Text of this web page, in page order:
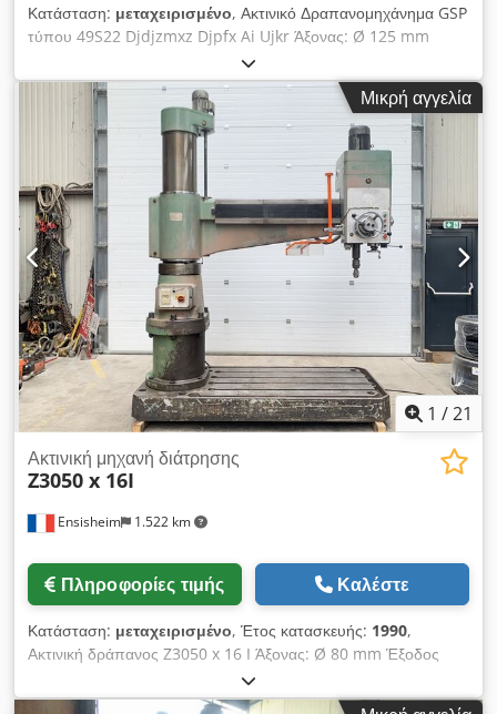
Κατάσταση: μεταχειρισμένο, Ακτινικό Δραπανομηχάνημα GSP
τύπου 49S22 Djdjzmxz Djpfx Ai Ujkr Άξονας: Ø 125 mm
Κώνος: CM6 Έξοδος άξονα: 600 mm Ταχύτητα άξονα: 17 έως
1050 στροφές/λεπτό Διαδρομή βραχίονα: 1800 mm Μέγιστη
διαδρομή κολώνας: 1800 mm Διάμετρος κολώνας: Ø 600 mm
Συνολικό ύψος κολώνας: 3000 mm Ισχύς άξονα: 11 kW
Λειτουργία διάτρησης/κοχλίωσης Μηχανικό κλείδωμα κολώνας
Υδραυλικό κλείδωμα καροτσιού Αυτόματη καθοδική κίνηση
Παραδίδεται με έναν κύβο Διαστάσεις κύβου: Μ 800 x Π 560 x
Υ 600 mm Διαστάσεις τραπεζιού: Μ 3300 x Π 1400 x Υ 320
mm Τάση: 380 V Βάρος: 12 Τ
Μικρή αγγελία
1 /21
Ensisheim 1.522 km
Ακτινική μηχανή διάτρησης
Z3050 x 16I
Πληροφορίες τιμής Καλέστε
Κατάσταση: μεταχειρισμένο, Έτος κατασκευής: 1990,
Ακτινική δράπανος Z3050 x 16 I Άξονας: Ø 80 mm Έξοδος
άξονα: 300 mm Στροφές άξονα: 25 έως 2000 σ.α.λ. Διαδρομή
βραχίονα: 1600 mm Έτος κατασκευής: 1990 Διάμετρος